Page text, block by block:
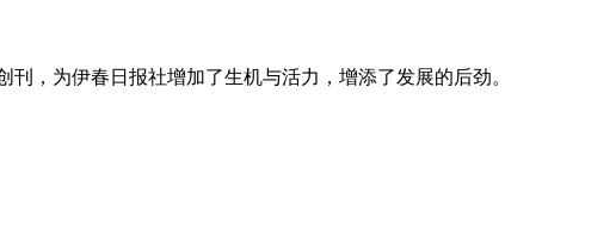
，为伊春日报社增加了生机与活力，增添了发展的后劲。